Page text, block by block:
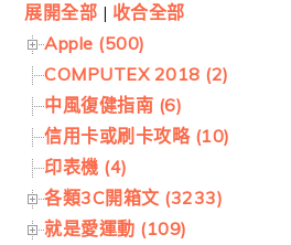
展開全部 | 收合全部
Apple (500)
COMPUTEX 2018 (2)
中風復健指南 (6)
信用卡或刷卡攻略 (10)
印表機 (4)
各類3C開箱文 (3233)
就是愛運動 (109)